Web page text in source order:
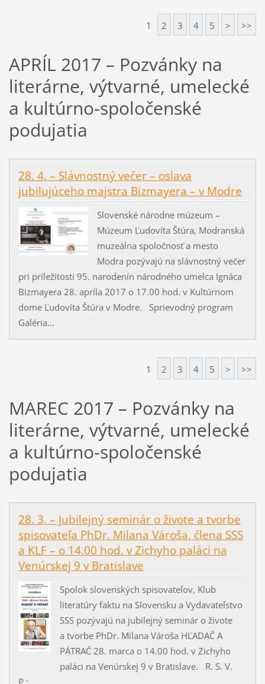
1 2 3 4 5 > >>
APRÍL 2017 – Pozvánky na
literárne, výtvarné, umelecké
a kultúrno-spoločenské
podujatia
28. 4. – Slávnostný večer – oslava
jubilujúceho majstra Bizmayera – v Modre
Slovenské národne múzeum –
Múzeum Ľudovíta Štúra, Modranská
muzeálna spoločnosť a mesto
Modra pozývajú na slávnostný večer
pri príležitosti 95. narodenín národného umelca Ignáca
Bizmayera 28. apríla 2017 o 17.00 hod. v Kultúrnom
dome Ľudovíta Štúra v Modre. Sprievodný program
Galéria...
1 2 3 4 5 > >>
MAREC 2017 – Pozvánky na
literárne, výtvarné, umelecké
a kultúrno-spoločenské
podujatia
28. 3. – Jubilejný seminár o živote a tvorbe
spisovateľa PhDr. Milana Vároša, člena SSS
a KLF – o 14.00 hod. v Zichyho paláci na
Venúrskej 9 v Bratislave
Spolok slovenských spisovateľov, Klub
literatúry faktu na Slovensku a Vydavateľstvo
SSS pozývajú na jubilejný seminár o živote
a tvorbe PhDr. Milana Vároša HĽADAČ A
PÁTRAČ 28. marca o 14.00 hod. v Zichyho
paláci na Venúrskej 9 v Bratislave. R. S. V.